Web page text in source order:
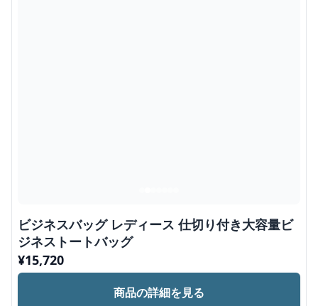
ビジネスバッグ レディース 仕切り付き大容量ビ
ジネストートバッグ
¥15,720
商品の詳細を見る